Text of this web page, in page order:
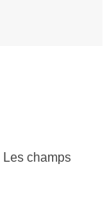
Les champs